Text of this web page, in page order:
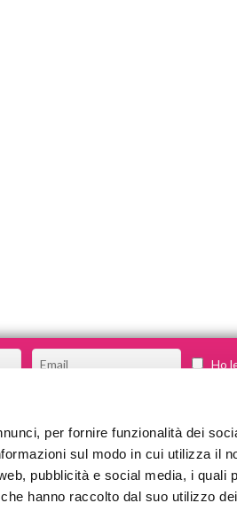
per fornire funzionalità dei
sul modo in cui utilizza il
pubblicità e social media, i quali
hanno raccolto dal suo utilizzo
Ho